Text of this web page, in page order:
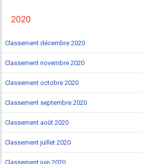
2020
Classement décembre 2020
Classement novembre 2020
Classement octobre 2020
Classement septembre 2020
Classement août 2020
Classement juillet 2020
Classement juin 2020